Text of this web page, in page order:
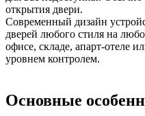
открытия двери.
Современный дизайн
дверей любого стиля на
офисе, складе, апарт-отеле
уровнем контролем.
Основные